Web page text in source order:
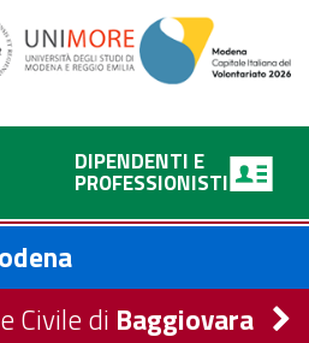
DIPENDENTI E
PROFESSIONISTI
Civile di Baggiovara